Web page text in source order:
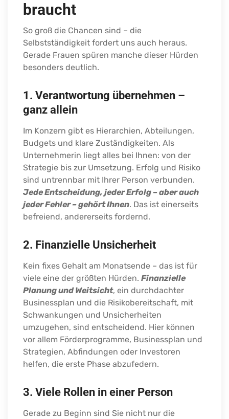
braucht
So groß die Chancen sind – die
Selbstständigkeit fordert uns auch heraus.
Gerade Frauen spüren manche dieser Hürden
besonders deutlich.
1. Verantwortung übernehmen –
ganz allein
Im Konzern gibt es Hierarchien, Abteilungen,
Budgets und klare Zuständigkeiten. Als
Unternehmerin liegt alles bei Ihnen: von der
Strategie bis zur Umsetzung. Erfolg und Risiko
sind untrennbar mit Ihrer Person verbunden.
Jede Entscheidung, jeder Erfolg – aber auch
jeder Fehler – gehört Ihnen. Das ist einerseits
befreiend, andererseits fordernd.
2. Finanzielle Unsicherheit
Kein fixes Gehalt am Monatsende – das ist für
viele eine der größten Hürden. Finanzielle
Planung und Weitsicht, ein durchdachter
Businessplan und die Risikobereitschaft, mit
Schwankungen und Unsicherheiten
umzugehen, sind entscheidend. Hier können
vor allem Förderprogramme, Businessplan und
Strategien, Abfindungen oder Investoren
helfen, die erste Phase abzufedern.
3. Viele Rollen in einer Person
Gerade zu Beginn sind Sie nicht nur die